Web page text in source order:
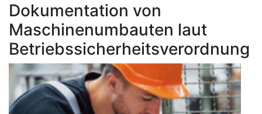
Dokumentation von
Maschinenumbauten laut
Betriebssicherheitsverordnung